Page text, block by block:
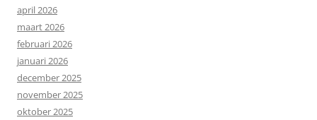
april 2026
maart 2026
februari 2026
januari 2026
december 2025
november 2025
oktober 2025